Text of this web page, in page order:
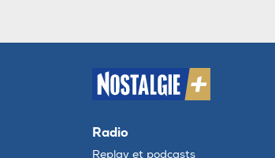
Radio
Replay et podcasts